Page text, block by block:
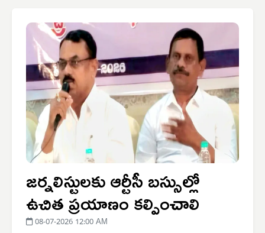
జర్నలిస్టులకు ఆర్టీసీ బస్సుల్లో
ఉచిత ప్రయాణం కల్పించాలి
08-07-2026 12:00 AM